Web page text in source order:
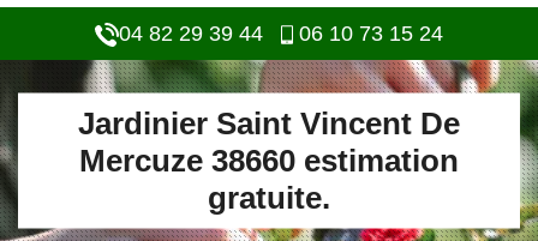
04 82 29 39 44 06 10 73 15 24
Jardinier Saint Vincent De
Mercuze 38660 estimation
gratuite.